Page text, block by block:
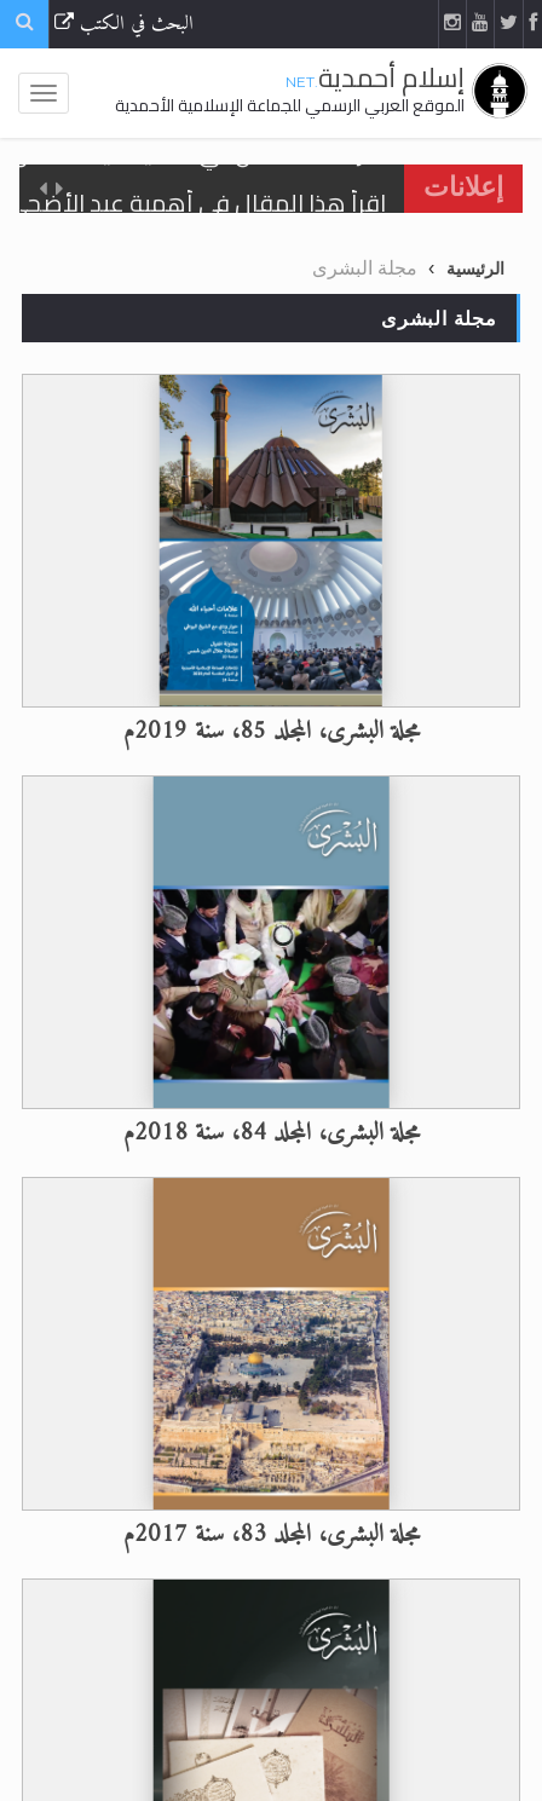
البحث في الكتب
إسلام أحمدية.NET
الموقع العربي الرسمي للجماعة الإسلامية الأحمدية
إعلانات
اقرأ هذا المقال في أهمية عيد
تعميم هامّ لأفراد الجماعة >> المزيد
تعميم هامّ لأفراد الجماعة >> المزيد
اقرأ هذا الكتاب وتعرّف على حقيقة
الحجّ.. دلالات، حِكم، وأهداف >> المزيد
اقرأ هذا المقال في أهمية عيد
الرئيسية مجلة البشرى
مجلة البشرى
مجلة البشرى، المجلد 85، سنة 2019م
مجلة البشرى، المجلد 84، سنة 2018م
مجلة البشرى، المجلد 83، سنة 2017م